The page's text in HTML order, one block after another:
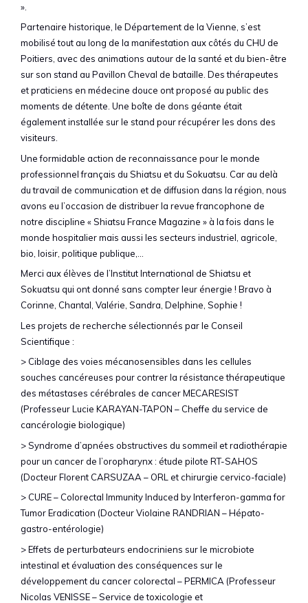
».
Partenaire historique, le Département de la Vienne, s’est
mobilisé tout au long de la manifestation aux côtés du CHU de
Poitiers, avec des animations autour de la santé et du bien-être
sur son stand au Pavillon Cheval de bataille. Des thérapeutes
et praticiens en médecine douce ont proposé au public des
moments de détente. Une boîte de dons géante était
également installée sur le stand pour récupérer les dons des
visiteurs.
Une formidable action de reconnaissance pour le monde
professionnel français du Shiatsu et du Sokuatsu. Car au delà
du travail de communication et de diffusion dans la région, nous
avons eu l’occasion de distribuer la revue francophone de
notre discipline « Shiatsu France Magazine » à la fois dans le
monde hospitalier mais aussi les secteurs industriel, agricole,
bio, loisir, politique publique,…
Merci aux élèves de l’Institut International de Shiatsu et
Sokuatsu qui ont donné sans compter leur énergie ! Bravo à
Corinne, Chantal, Valérie, Sandra, Delphine, Sophie !
Les projets de recherche sélectionnés par le Conseil
Scientifique :
> Ciblage des voies mécanosensibles dans les cellules
souches cancéreuses pour contrer la résistance thérapeutique
des métastases cérébrales de cancer MECARESIST
(Professeur Lucie KARAYAN-TAPON – Cheffe du service de
cancérologie biologique)
> Syndrome d’apnées obstructives du sommeil et radiothérapie
pour un cancer de l’oropharynx : étude pilote RT-SAHOS
(Docteur Florent CARSUZAA – ORL et chirurgie cervico-faciale)
> CURE – Colorectal Immunity Induced by Interferon-gamma for
Tumor Eradication (Docteur Violaine RANDRIAN – Hépato-
gastro-entérologie)
> Effets de perturbateurs endocriniens sur le microbiote
intestinal et évaluation des conséquences sur le
développement du cancer colorectal – PERMICA (Professeur
Nicolas VENISSE – Service de toxicologie et